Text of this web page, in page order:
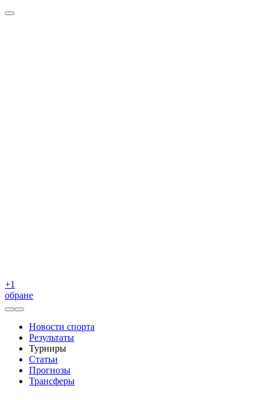
+1
обране
Новости спорта
Результаты
Турниры
Статьи
Прогнозы
Трансферы